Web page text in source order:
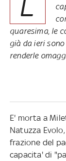
quaresima, le
già da ieri
renderle
E' morta a
Natuzza
frazione del
capacita' di